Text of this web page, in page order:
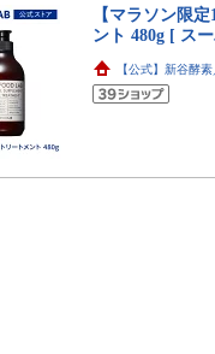
【マラソン限
ント 480g [ ス
【公式】新谷酵